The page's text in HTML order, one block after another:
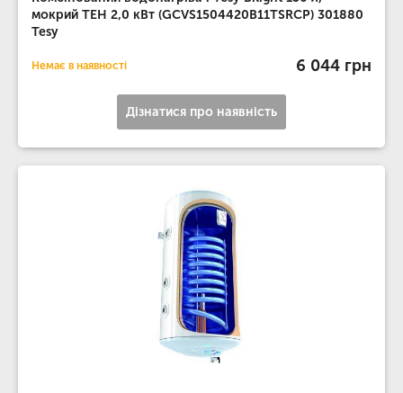
мокрий ТЕН 2,0 кВт (GCVS1504420B11TSRCP) 301880
Tesy
Немає в наявності 6 044 грн
Дізнатися про наявність